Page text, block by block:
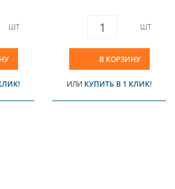
ШТ ШТ
В КОРЗИНУ
ИЛИ КУПИТЬ В 1 КЛИК!